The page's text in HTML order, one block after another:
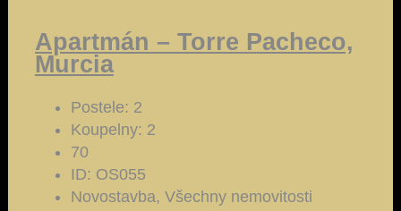
Apartmán – Torre Pacheco,
Murcia
Postele: 2
Koupelny: 2
70
ID: OS055
Novostavba, Všechny nemovitosti